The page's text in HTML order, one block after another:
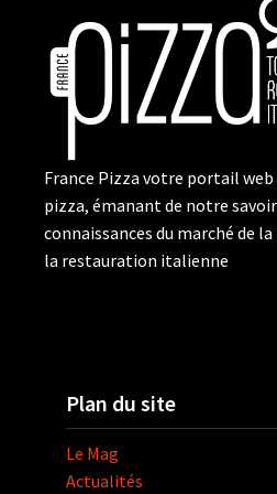
France Pizza votre portail web
pizza, émanant de notre
connaissances du marché de
la restauration italienne
Plan du site
Le Mag
Actualités